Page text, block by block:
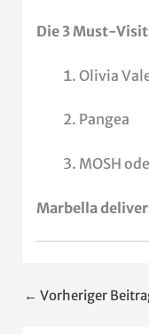
Die 3 Must-
Olivia
Pangea
MOSH
Marbella
← Vorheriger